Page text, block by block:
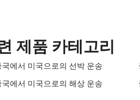
제품 카테고리
국에서 미국으로의 선박 운송
국에서 미국으로의 해상 운송